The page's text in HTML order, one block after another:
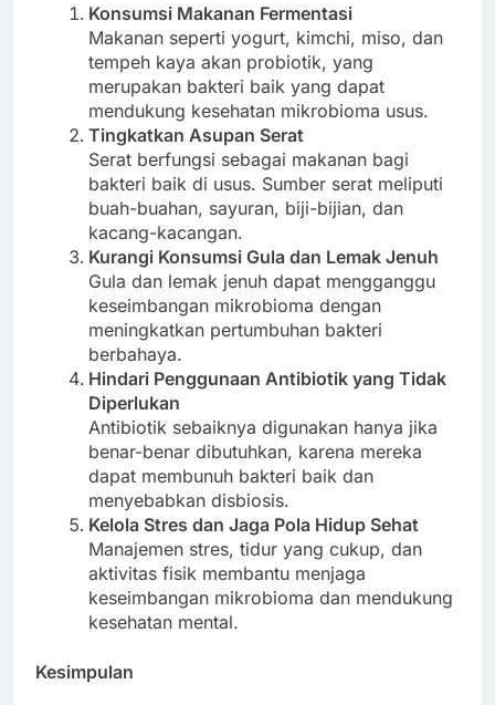
Konsumsi Makanan Fermentasi
Makanan seperti yogurt, kimchi, miso, dan
tempeh kaya akan probiotik, yang
merupakan bakteri baik yang dapat
mendukung kesehatan mikrobioma usus.
Tingkatkan Asupan Serat
Serat berfungsi sebagai makanan bagi
bakteri baik di usus. Sumber serat meliputi
buah-buahan, sayuran, biji-bijian, dan
kacang-kacangan.
Kurangi Konsumsi Gula dan Lemak Jenuh
Gula dan lemak jenuh dapat mengganggu
keseimbangan mikrobioma dengan
meningkatkan pertumbuhan bakteri
berbahaya.
Hindari Penggunaan Antibiotik yang Tidak
Diperlukan
Antibiotik sebaiknya digunakan hanya jika
benar-benar dibutuhkan, karena mereka
dapat membunuh bakteri baik dan
menyebabkan disbiosis.
Kelola Stres dan Jaga Pola Hidup Sehat
Manajemen stres, tidur yang cukup, dan
aktivitas fisik membantu menjaga
keseimbangan mikrobioma dan mendukung
kesehatan mental.
Kesimpulan